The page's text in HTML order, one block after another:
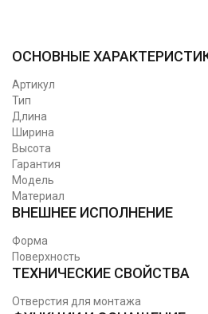
ОСНОВНЫЕ
Артикул
Тип
Длина
Ширина
Высота
Гарантия
Модель
Материал
ВНЕШНЕЕ ИСПОЛНЕНИЕ
Форма
Поверхность
ТЕХНИЧЕСКИЕ СВОЙСТВА
Отверстия для монтажа